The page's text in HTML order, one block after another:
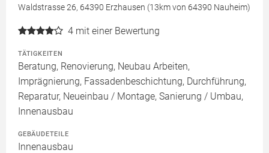
Waldstrasse 26, 64390 Erzhausen (13km von 64390 Nauheim)
4 mit einer Bewertung
TÄTIGKEITEN
Beratung, Renovierung, Neubau Arbeiten,
Imprägnierung, Fassadenbeschichtung, Durchführung,
Reparatur, Neueinbau / Montage, Sanierung / Umbau,
Innenausbau
GEBÄUDETEILE
Innenausbau